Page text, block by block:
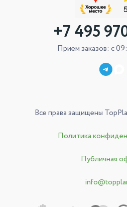
+7 495
Прием заказов: с
Все права защищены
Политика
Публичная